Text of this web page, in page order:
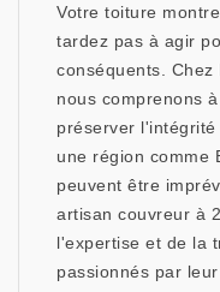
Votre toiture
tardez pas à agir
conséquents. Chez
nous comprenons
préserver
une région comme
peuvent être
artisan couvreur à
l'expertise et de la
passionnés par